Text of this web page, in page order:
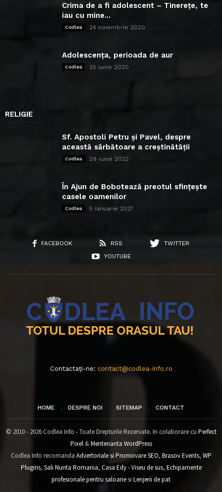
Crima de a fi adolescent – Tinerețe, te
iau cu mine...
Codlea 24 noiembrie 2020
Adolescența, perioada de aur
Codlea 25 iunie 2020
RELIGIE
Sf. Apostoli Petru și Pavel, despre
această sărbătoare a creștinătății
Codlea 29 iunie 2022
În Ajun de Bobotează preotul sfințește
casele oamenilor
Codlea 5 ianuarie 2021
FACEBOOK RSS
TWITTER
YOUTUBE
Contactați-ne: contact@codlea-info.ro
HOME DESPRE NOI SITEMAP CONTACT
© 2010 - 2026 Codlea Info - Toate Drepturile Rezervate. In colaborare cu Perfect
Pixel&Mentenanta WordPress
Codlea Info recomanda Advertoriale si Promovare SEO, Brasov Events, WP
Plugins, Sali Nunta Romania, Casa Edy - Viseu de sus, Echipamente
profesionale pentru saloanesi Lenjerii de pat